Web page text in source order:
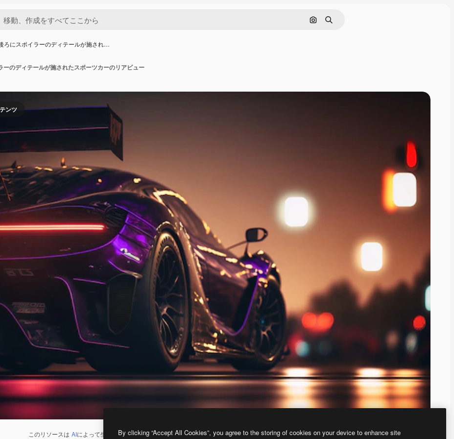
画像で検索
検索
ろにスポイラーのディテールが施され…
ンツ
このリソースは AIによって生成されたものです。 AI画像生成ツールを使うと、あなた独自の画像を作成できます。
ーのディテールが施されたスポーツカーのリアビュー
By clicking “Accept All Cookies”, you agree to the storing of cookies on your device to enhance site